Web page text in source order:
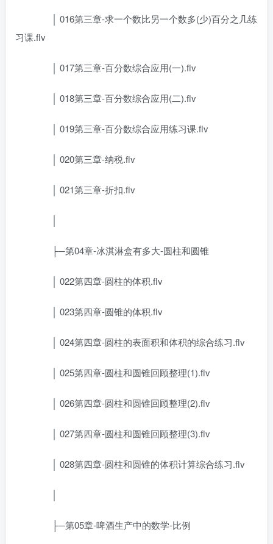
│ 016第三章-求一个数比另一个数多(少)百分之几练
习课.flv
│ 017第三章-百分数综合应用(一).flv
│ 018第三章-百分数综合应用(二).flv
│ 019第三章-百分数综合应用练习课.flv
│ 020第三章-纳税.flv
│ 021第三章-折扣.flv
├─第04章-冰淇淋盒有多大-圆柱和圆锥
│ 022第四章-圆柱的体积.flv
│ 023第四章-圆锥的体积.flv
│ 024第四章-圆柱的表面积和体积的综合练习.flv
│ 025第四章-圆柱和圆锥回顾整理(1).flv
│ 026第四章-圆柱和圆锥回顾整理(2).flv
│ 027第四章-圆柱和圆锥回顾整理(3).flv
│ 028第四章-圆柱和圆锥的体积计算综合练习.flv
├─第05章-啤酒生产中的数学-比例